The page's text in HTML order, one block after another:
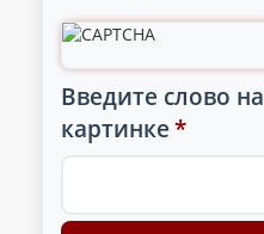
Введите слово на
картинке *